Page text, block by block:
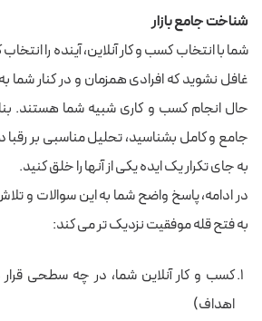
شناخت جامعبازار
شما با انتخاب کسب و کار آنلاین، آینده را
غافل نشوید که افرادی همزمان و در کنار شما
حال انجام کسب و کاری شبیه شما هستند.
جامع و کامل بشناسید، تحلیل مناسبی بر
به جای تکرار یک ایده یکی از آنها را خلق کنید.
در ادامه، پاسخ واضح شما به این سوالات و
به فتح قله موفقیت نزدیک تر می کند:
کسب و کار آنلاین شما، در چه سطحی قرار
اهداف)